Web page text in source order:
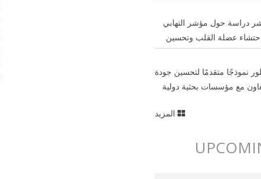
دراسة حول مؤشر التهابي
عضلة القلب وتحسين
نموذجًا متقدمًا لتحسين جودة
مع مؤسسات بحثية دولية
المزيد